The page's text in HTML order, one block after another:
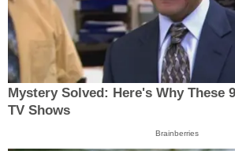
Mystery Solved: Here's Why These
TV Shows
Brainberries